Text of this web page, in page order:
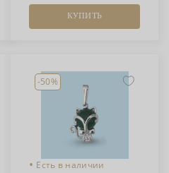
КУПИТЬ
-50%
• Есть в наличии